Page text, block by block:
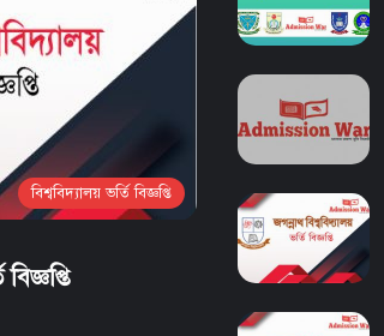
বিশ্ববিদ্যালয় ভর্তি বিজ্ঞপ্তি